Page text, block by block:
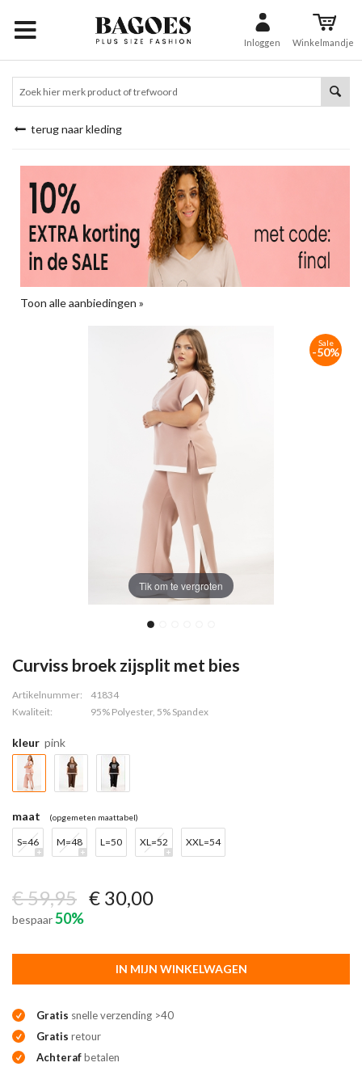
Inloggen Winkelmandje
terug naar kleding
Toon alle aanbiedingen »
Tik om te vergroten
Sale
-50%
Curviss broek zijsplit met bies
Artikelnummer:
41834
Kwaliteit:
95% Polyester, 5% Spandex
kleur pink
maat (opgemeten maattabel)
S=46 M=48 L=50 XL=52 XXL=54
€ 59,95 € 30,00
bespaar50%
IN MIJN WINKELWAGEN
Gratis snelle verzending >40
Gratis retour
Achterafbetalen